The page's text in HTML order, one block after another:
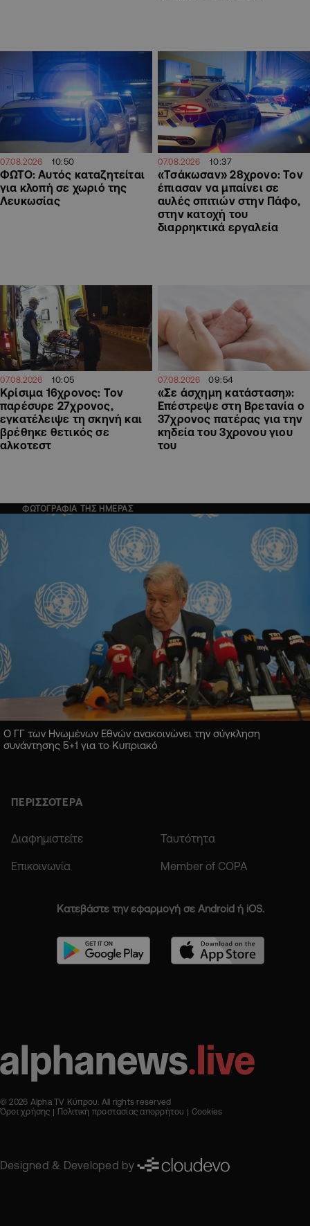
07.08.2026 10:50
ΦΩΤΟ: Αυτός καταζητείται
για κλοπή σε χωριό της
Λευκωσίας
07.08.2026 10:37
«Τσάκωσαν» 28χρονο: Τον
έπιασαν να μπαίνει σε
αυλές σπιτιών στην Πάφο,
στην κατοχή του
διαρρηκτικά εργαλεία
07.08.2026 10:05
Κρίσιμα 16χρονος: Τον
παρέσυρε 27χρονος,
εγκατέλειψε τη σκηνή και
βρέθηκε θετικός σε
αλκοτεστ
07.08.2026 09:54
«Σε άσχημη κατάσταση»:
Επέστρεψε στη Βρετανία ο
37χρονος πατέρας για την
κηδεία του 3χρονου γιου
του
ΦΩΤΟΓΡΑΦΙΑ ΤΗΣ ΗΜΕΡΑΣ
Ο ΓΓ των Ηνωμένων Εθνών ανακοινώνει την σύγκληση
συνάντησης 5+1 για το Κυπριακό
ΠΕΡΙΣΣΟΤΕΡΑ
Διαφημιστείτε Ταυτότητα
Επικοινωνία Member of COPA
Κατεβάστε την εφαρμογή σε Android ή iOS.
© 2026 Alpha TV Κύπρου. All rights reserved
Όροι χρήσης
Πολιτική προστασίας απορρήτου Cookies
Designed & Developed by